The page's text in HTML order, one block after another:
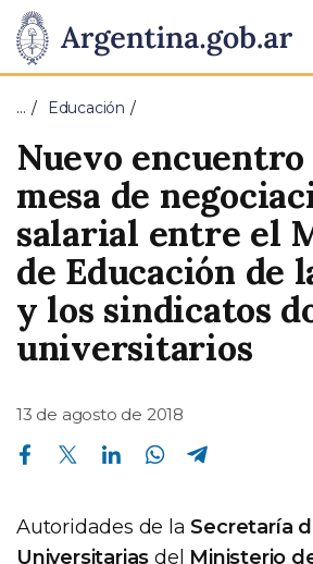
Presidencia
de
la
Nación
Pasar al contenido principal
… Educación
Nuevo encuentro
mesa de
salarial entre el
de Educación de
y los sindicatos
universitarios
13 de agosto de 2018
Compartir en Facebook Compartir en Twitter Compartir en Linkedin Compartir en Whatsapp
Autoridades de laSecretaría
Universitarias del Ministerio